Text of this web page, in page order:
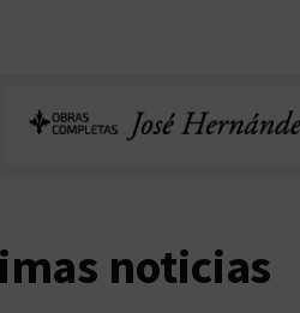
noticias